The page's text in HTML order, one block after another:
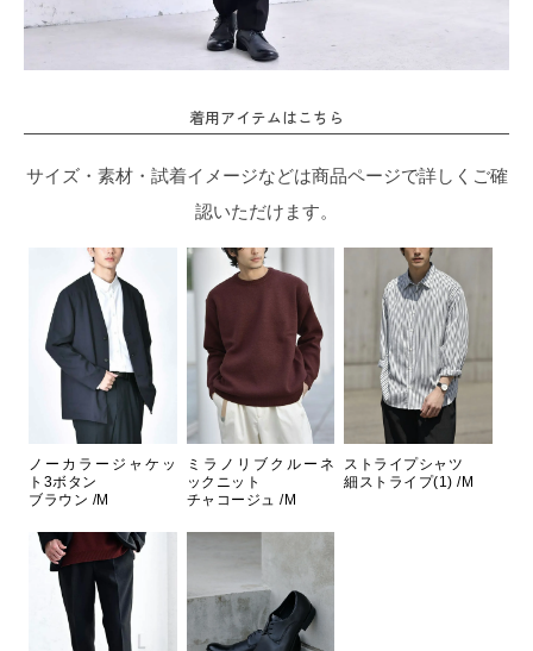
着用アイテムはこちら
サイズ・素材・試着イメージなどは商品ページで詳しくご確
認いただけます。
ノーカラージャケッ
ト3ボタン
ブラウン /M
ミラノリブクルーネ
ックニット
チャコージュ /M
ストライプシャツ
細ストライプ(1) /M